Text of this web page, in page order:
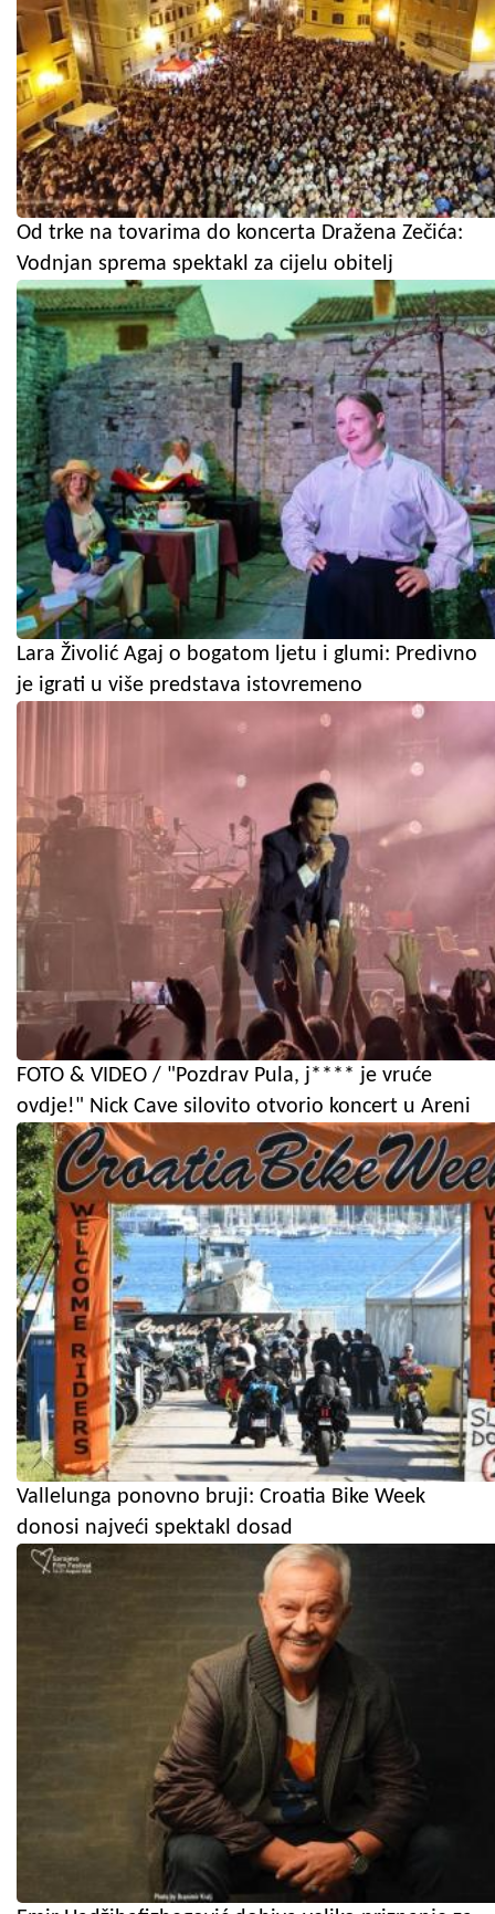
Od trke na tovarima do koncerta Dražena Zečića:
Vodnjan sprema spektakl za cijelu obitelj
Lara Živolić Agaj o bogatom ljetu i glumi: Predivno
je igrati u više predstava istovremeno
FOTO & VIDEO / "Pozdrav Pula, j**** je vruće
ovdje!" Nick Cave silovito otvorio koncert u Areni
Vallelunga ponovno bruji: Croatia Bike Week
donosi najveći spektakl dosad